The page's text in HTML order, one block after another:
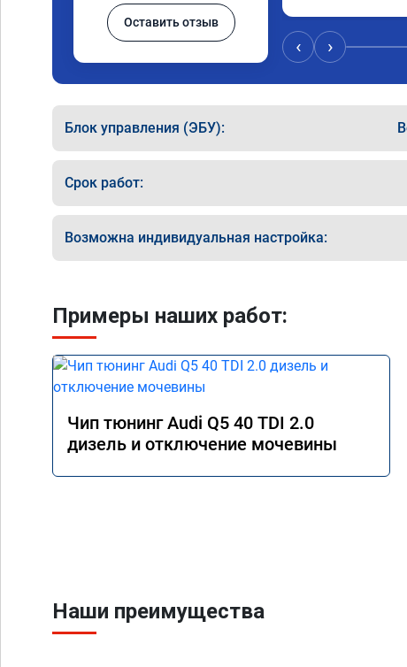
Оставить отзыв
‹ ›
Блок управления (ЭБУ):
Срок работ:
Возможна индивидуальная настройка:
Примеры наших работ:
Чип тюнинг Audi Q5 40 TDI 2.0
дизель и отключение мочевины
Наши преимущества